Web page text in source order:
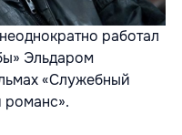
работал
Эльдаром
«Служебный
романс».